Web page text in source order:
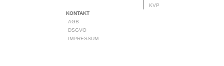
KVP
KONTAKT
AGB
DSGVO
IMPRESSUM